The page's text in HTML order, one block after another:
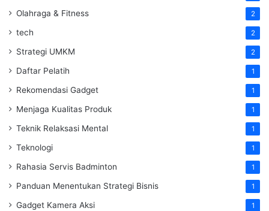
Olahraga & Fitness 2
tech 2
Strategi UMKM 2
Daftar Pelatih 1
Rekomendasi Gadget 1
Menjaga Kualitas Produk 1
Teknik Relaksasi Mental 1
Teknologi 1
Rahasia Servis Badminton 1
Panduan Menentukan Strategi Bisnis 1
Gadget Kamera Aksi 1